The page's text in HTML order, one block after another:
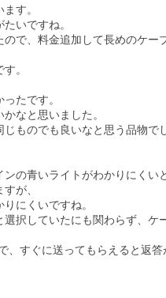
す。
いですね。
で、料金追加して長めのケー
。
たです。
なと思いました。
ものでも良いなと思う品物で
の青いライトがわかりにくい
が、
にくいですね。
択していたにも関わらず、ケ
、すぐに送ってもらえると返